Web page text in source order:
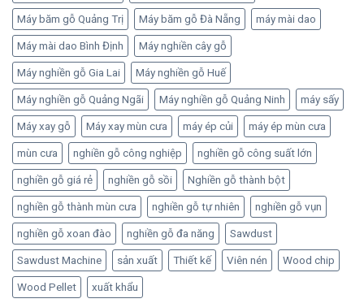
Máy băm gỗ Quảng Trị Máy băm gỗ Đà Nẵng máy mài dao
Máy mài dao Bình Định Máy nghiền cây gỗ
Máy nghiền gỗ Gia Lai Máy nghiền gỗ Huế
Máy nghiền gỗ Quảng Ngãi Máy nghiền gỗ Quảng Ninh máy sấy
Máy xay gỗ Máy xay mùn cưa máy ép củi máy ép mùn cưa
mùn cưa nghiền gỗ công nghiệp nghiền gỗ công suất lớn
nghiền gỗ giá rẻ nghiền gỗ sồi Nghiền gỗ thành bột
nghiền gỗ thành mùn cưa nghiền gỗ tự nhiên nghiền gỗ vụn
nghiền gỗ xoan đào nghiền gỗ đa năng Sawdust
Sawdust Machine sản xuất Thiết kế Viên nén Wood chip
Wood Pellet xuất khẩu